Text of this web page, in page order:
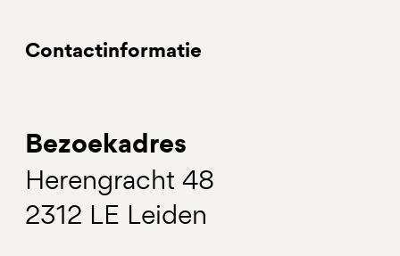
Contactinformatie
Bezoekadres
Herengracht 48
2312 LE Leiden